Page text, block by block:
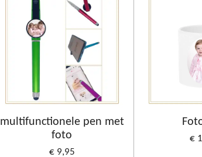
multifunctionele pen met
foto
€ 9,95
€